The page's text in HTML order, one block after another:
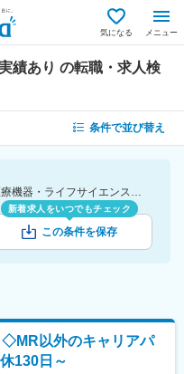
気になる メニュー
績あり の転職・求人検
条件で並び替え
[勤務地]埼玉県 [業種]CSO-医薬品・医療機器・ライフサイエンス・医療系サービス [詳細条件](休日・働き方)産休・育休取得実績あり
新着求人をいつでもチェック
この条件を保存
◇MR以外のキャリアパ
130日～